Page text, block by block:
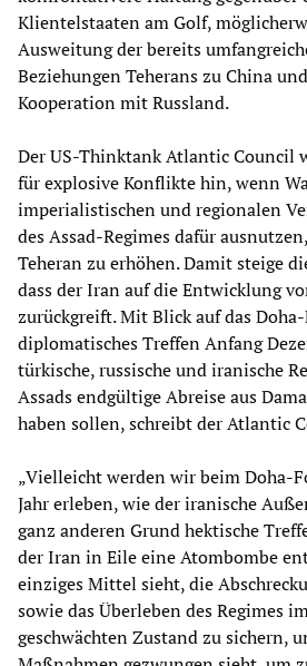
Klientelstaaten am Golf,
Ausweitung der bereits
Beziehungen Teherans zu China
Kooperation mit Russland.
Der US-Thinktank Atlantic Council
für explosive Konflikte hin, wenn
imperialistischen und regionalen
des Assad-Regimes dafür
Teheran zu erhöhen. Damit steige
dass der Iran auf die Entwicklung
zurückgreift. Mit Blick auf das
diplomatisches Treffen Anfang
türkische, russische und iranische
Assads endgültige Abreise aus
haben sollen, schreibt der Atlantic
„Vielleicht werden wir beim Doha-
Jahr erleben, wie der iranische
ganz anderen Grund hektische
der Iran in Eile eine Atombombe
einziges Mittel sieht, die
sowie das Überleben des Regimes
geschwächten Zustand zu sichern,